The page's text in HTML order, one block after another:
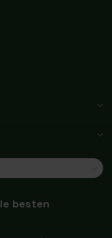
besten